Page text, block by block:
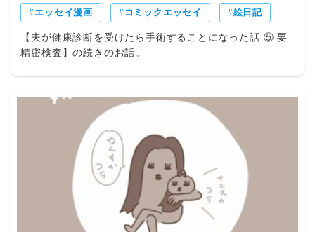
エッセイ漫画 コミックエッセイ 絵日記
【夫が健康診断を受けたら手術することになった話 ⑤ 要
精密検査】の続きのお話。